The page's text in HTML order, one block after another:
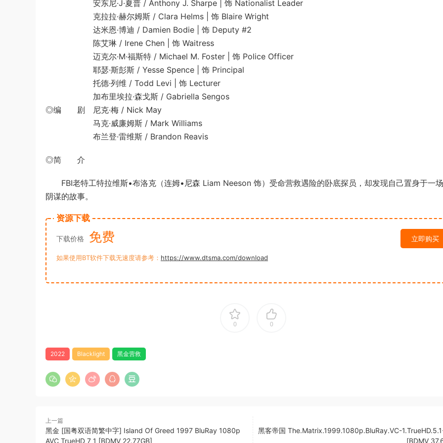
安东尼·J·夏普 / Anthony J. Sharpe | 饰 Nationalist Leader
克拉拉·赫尔姆斯 / Clara Helms | 饰 Blaire Wright
达米恩·博迪 / Damien Bodie | 饰 Deputy #2
陈艾琳 / Irene Chen | 饰 Waitress
迈克尔·M·福斯特 / Michael M. Foster | 饰 Police Officer
耶瑟·斯彭斯 / Yesse Spence | 饰 Principal
托德·列维 / Todd Levi | 饰 Lecturer
加布里埃拉·森戈斯 / Gabriella Sengos
◎编 剧 尼克·梅 / Nick May
马克·威廉姆斯 / Mark Williams
布兰登·雷维斯 / Brandon Reavis
◎简 介
FBI老特工特拉维斯•布洛克（连姆•尼森 Liam Neeson 饰）受命营救遇险的卧底探员，却发现自己置身于一
阴谋的故事。
资源下载
下载价格 免费 立即购买
如果使用BT软件下载无速度请参考： https://www.dtsma.com/download
0 0
2022 Blacklight 黑金营救
上一篇
黑金 [国粤双语简繁中字] Island Of Greed 1997 BluRay 1080p
AVC TrueHD 7 1 [BDMV 22.77GB]
黑客帝国 The.Matrix.1999.1080p.BluRay.VC-
[BDMV